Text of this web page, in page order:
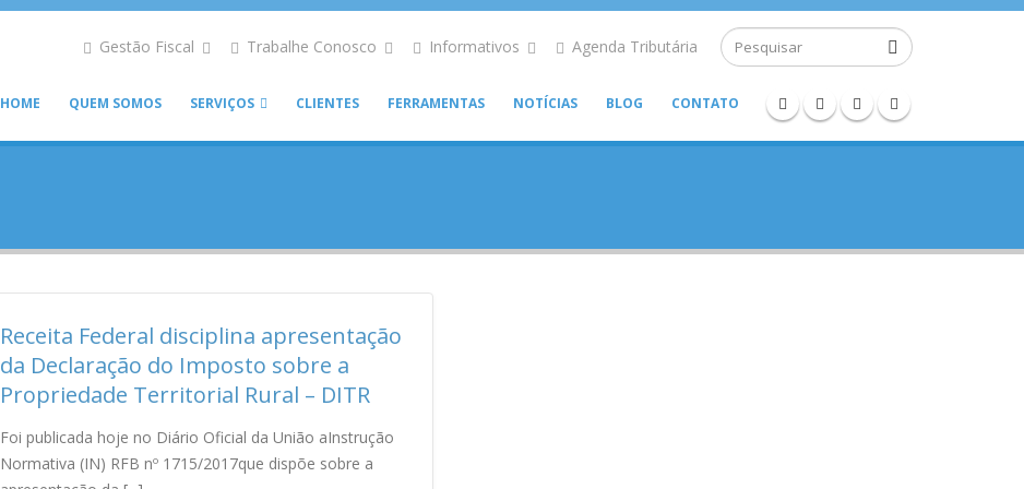
Gestão Fiscal Trabalhe Conosco Informativos Agenda Tributária
HOME QUEM SOMOS SERVIÇOS CLIENTES FERRAMENTAS NOTÍCIAS BLOG CONTATO
Receita Federal disciplina apresentação
da Declaração do Imposto sobre a
Propriedade Territorial Rural – DITR
Foi publicada hoje no Diário Oficial da União aInstrução
Normativa (IN) RFB nº 1715/2017que dispõe sobre a